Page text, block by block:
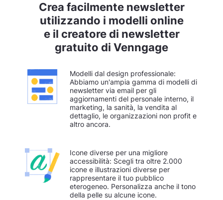
Crea facilmente newsletter
utilizzando i modelli online
e il creatore di newsletter
gratuito di Venngage
Modelli dal design professionale:
Abbiamo un'ampia gamma di modelli di
newsletter via email per gli
aggiornamenti del personale interno, il
marketing, la sanità, la vendita al
dettaglio, le organizzazioni non profit e
altro ancora.
Icone diverse per una migliore
accessibilità: Scegli tra oltre 2.000
icone e illustrazioni diverse per
rappresentare il tuo pubblico
eterogeneo. Personalizza anche il tono
della pelle su alcune icone.